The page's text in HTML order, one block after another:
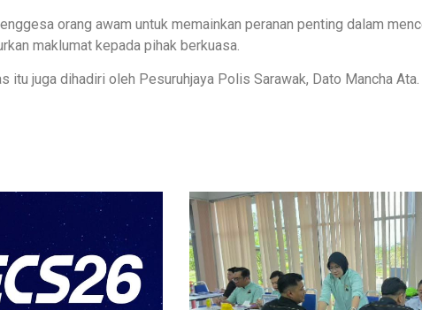
orang awam untuk memainkan peranan penting dalam
maklumat kepada pihak berkuasa.
itu juga dihadiri oleh Pesuruhjaya Polis Sarawak, Dato Mancha Ata.